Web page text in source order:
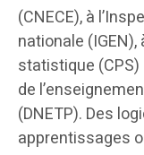
(CNECE), à
nationale
statistique (CPS)
de
(DNETP). Des
apprentissages